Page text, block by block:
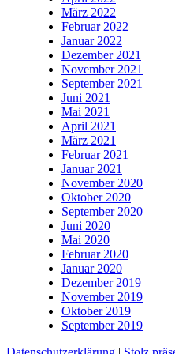
März 2022
Februar 2022
Januar 2022
Dezember 2021
November 2021
September 2021
Juni 2021
Mai 2021
April 2021
März 2021
Februar 2021
Januar 2021
November 2020
Oktober 2020
September 2020
Juni 2020
Mai 2020
Februar 2020
Januar 2020
Dezember 2019
November 2019
Oktober 2019
September 2019